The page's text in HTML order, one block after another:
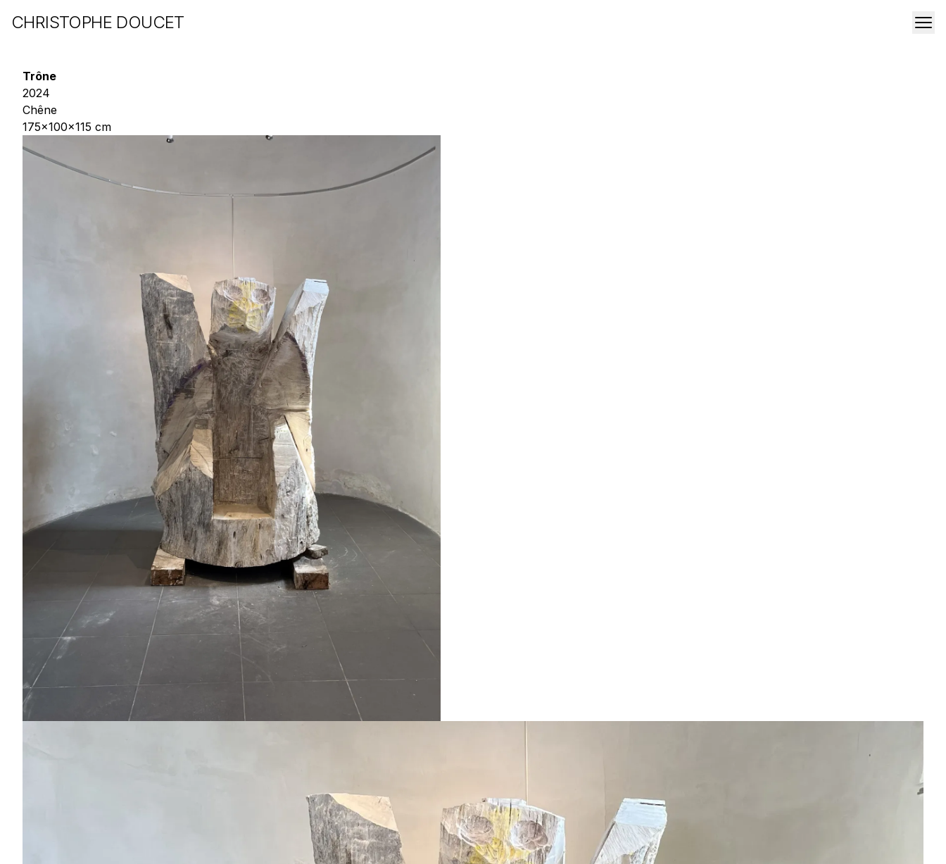
CHRISTOPHE DOUCET
Trône
2024
Chêne
175x100x115 cm